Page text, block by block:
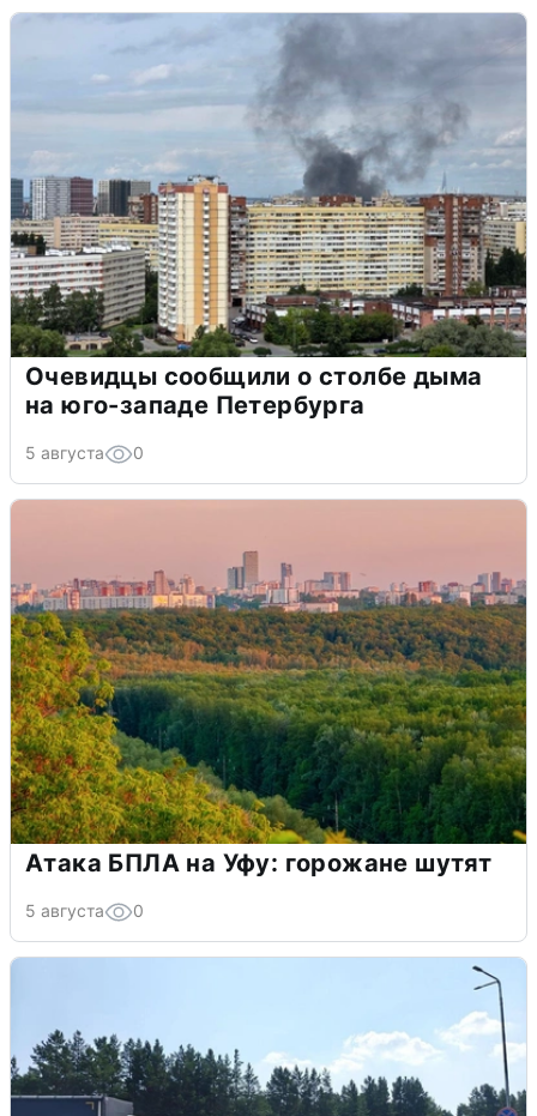
Очевидцы сообщили о столбе дыма
на юго-западе Петербурга
5 августа 0
Атака БПЛА на Уфу: горожане шутят
5 августа 0